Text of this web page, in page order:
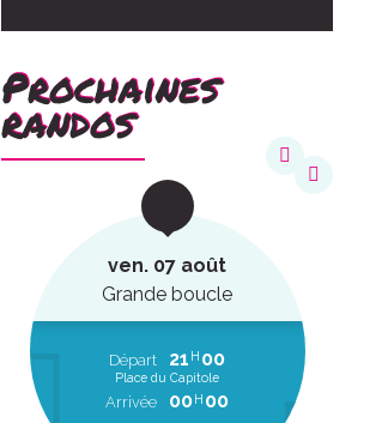
Prochaines
randos
ven. 07 août
Grande boucle
Départ 21 H 00
Place du Capitole
Arrivée 00H 00